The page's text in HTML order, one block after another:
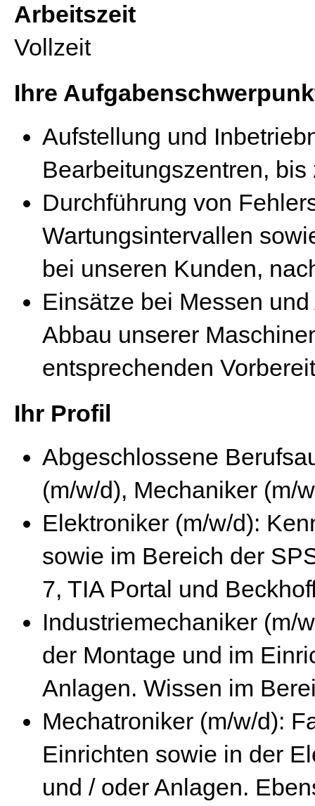
Arbeitszeit
Vollzeit
Ihre
Aufstellung und
Bearbeitungszentren,
Durchführung von
Wartungsintervallen
bei unseren Kunden,
Einsätze bei Messen
Abbau unserer
entsprechenden
Ihr Profil
Abgeschlossene
(m/w/d), Mechaniker (m/
Elektroniker (m/w/d):
sowie im Bereich der
7, TIA Portal und
Industriemechaniker (m/
der Montage und im
Anlagen. Wissen im
Mechatroniker (m/w/d):
Einrichten sowie in der
und / oder Anlagen.